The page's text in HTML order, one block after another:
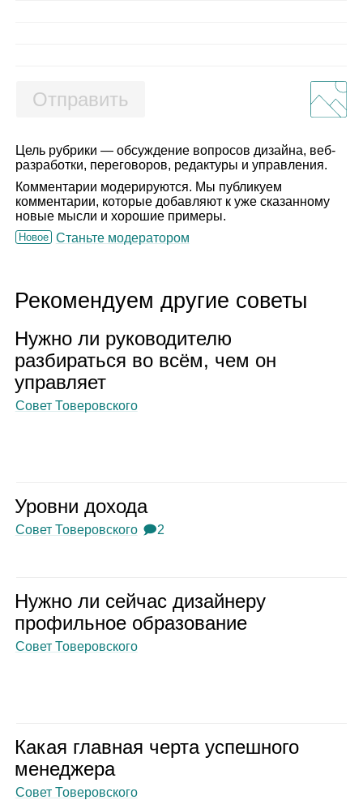
Отправить
Цель рубрики — обсуждение вопросов дизайна, веб-
разработки, переговоров, редактуры и управления.
Комментарии модерируются. Мы публикуем
комментарии, которые добавляют к уже сказанному
новые мысли и хорошие примеры.
Новое Станьте модератором
Рекомендуем другие советы
Нужно ли руко­во­ди­телю
раз­би­раться во всём, чем он
управ­ляет
Совет Товеровского
Уровни дохода
Совет Товеровского 🗩2
Нужно ли сей­час дизай­неру
про­филь­ное обра­зо­ва­ние
Совет Товеровского
Какая глав­ная черта успеш­ного
мене­джера
Совет Товеровского